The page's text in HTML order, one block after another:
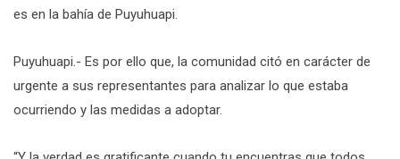
es en la bahía de Puyuhuapi.
Puyuhuapi.- Es por ello que, la comunidad citó en carácter de
urgente a sus representantes para analizar lo que estaba
ocurriendo y las medidas a adoptar.